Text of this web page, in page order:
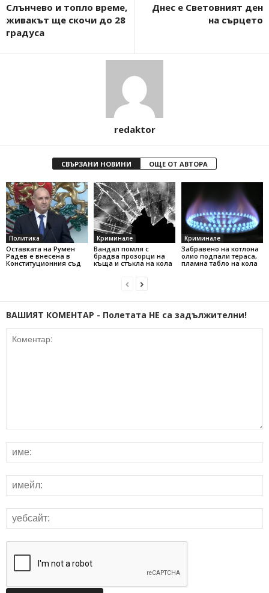
Слънчево и топло време,
живакът ще скочи до 28
градуса
Днес е Световният ден
на сърцето
redaktor
СВЪРЗАНИ НОВИНИ ОЩЕ ОТ АВТОРА
Политика
Оставката на Румен
Радев е внесена в
Конституционния съд
Криминале
Вандал помля с
брадва прозорци на
къща и стъкла на кола
Криминале
Забравено на котлона
олио подпали тераса,
пламна табло на кола
ВАШИЯТ КОМЕНТАР - Полетата НЕ са задължителни!